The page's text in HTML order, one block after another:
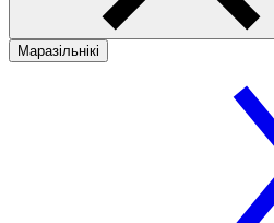
Маразільнікі